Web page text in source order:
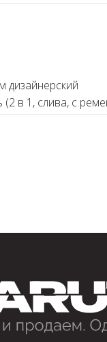
дизайнерский
в 1, слива, с